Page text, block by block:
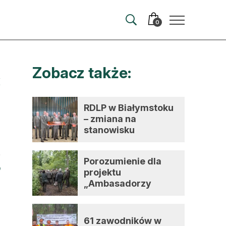
0
autorem
Zobacz także:
RDLP w Białymstoku
– zmiana na
stanowisku
Porozumienie dla
projektu
„Ambasadorzy
61 zawodników w